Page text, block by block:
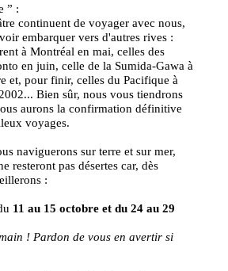
” :
continuent de voyager avec nous,
embarquer vers d'autres rives :
à Montréal en mai, celles des
en juin, celle de la Sumida-Gawa à
et, pour finir, celles du Pacifique à
Bien sûr, nous vous tiendrons
aurons la confirmation définitive
voyages.
naviguerons sur terre et sur mer,
resteront pas désertes car, dès
:
11 au 15 octobre et du 24 au 29
! Pardon de vous en avertir si